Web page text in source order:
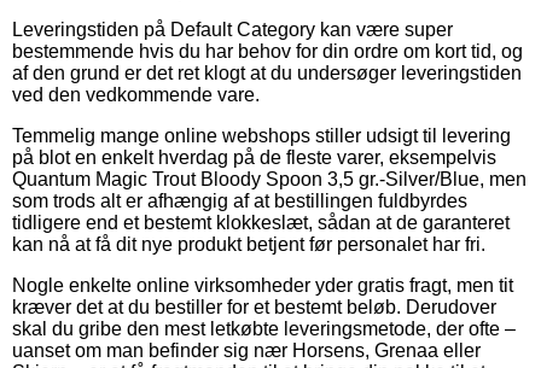
Leveringstiden på Default Category kan være super
bestemmende hvis du har behov for din ordre om kort tid, og
af den grund er det ret klogt at du undersøger leveringstiden
ved den vedkommende vare.
Temmelig mange online webshops stiller udsigt til levering
på blot en enkelt hverdag på de fleste varer, eksempelvis
Quantum Magic Trout Bloody Spoon 3,5 gr.-Silver/Blue, men
som trods alt er afhængig af at bestillingen fuldbyrdes
tidligere end et bestemt klokkeslæt, sådan at de garanteret
kan nå at få dit nye produkt betjent før personalet har fri.
Nogle enkelte online virksomheder yder gratis fragt, men tit
kræver det at du bestiller for et bestemt beløb. Derudover
skal du gribe den mest letkøbte leveringsmetode, der ofte –
uanset om man befinder sig nær Horsens, Grenaa eller